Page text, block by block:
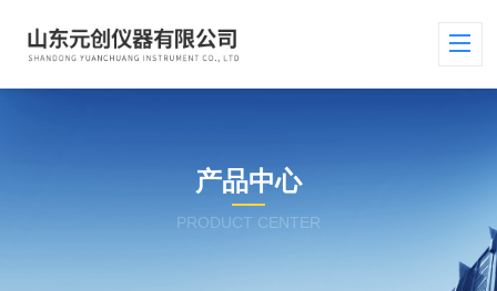
产品中心
PRODUCT CENTER